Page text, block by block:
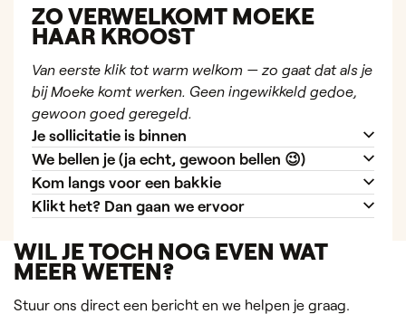
ZO VERWELKOMT MOEKE
HAAR KROOST
Van eerste klik tot warm welkom — zo gaat dat als je
bij Moeke komt werken. Geen ingewikkeld gedoe,
gewoon goed geregeld.
Je sollicitatie is binnen
We bellen je (ja echt, gewoon bellen 😉)
Kom langs voor een bakkie
Klikt het? Dan gaan we ervoor
WIL JE TOCH NOG EVEN WAT
MEER WETEN?
Stuur ons direct een bericht en we helpen je graag.